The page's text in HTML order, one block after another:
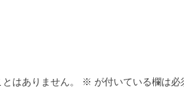
はありません。 ※ が付いている欄は必